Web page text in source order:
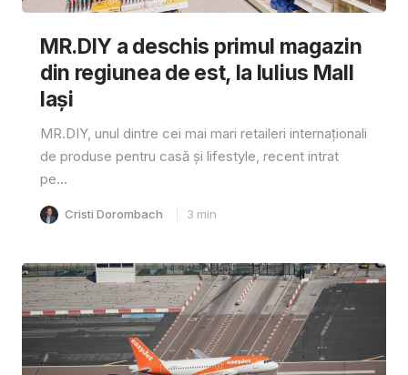
MR.DIY a deschis primul magazin
din regiunea de est, la Iulius Mall
Iași
MR.DIY, unul dintre cei mai mari retaileri internaționali
de produse pentru casă și lifestyle, recent intrat
pe...
Cristi Dorombach 3 min